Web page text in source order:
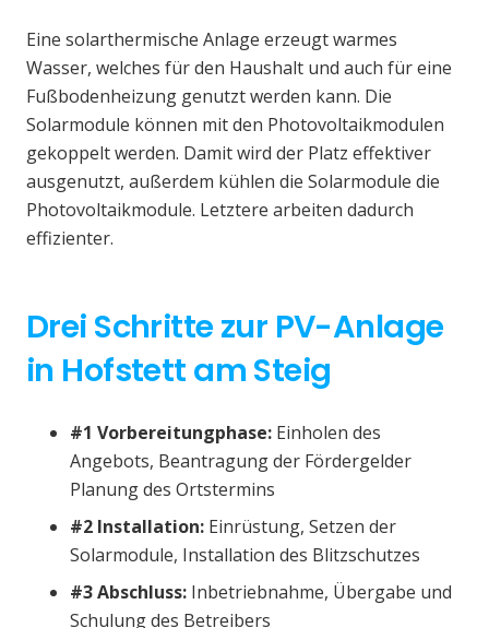
Eine solarthermische Anlage erzeugt warmes
Wasser, welches für den Haushalt und auch für eine
Fußbodenheizung genutzt werden kann. Die
Solarmodule können mit den Photovoltaikmodulen
gekoppelt werden. Damit wird der Platz effektiver
ausgenutzt, außerdem kühlen die Solarmodule die
Photovoltaikmodule. Letztere arbeiten dadurch
effizienter.
Drei Schritte zur PV-Anlage
in Hofstett am Steig
#1 Vorbereitungphase: Einholen des
Angebots, Beantragung der Fördergelder
Planung des Ortstermins
#2 Installation: Einrüstung, Setzen der
Solarmodule, Installation des Blitzschutzes
#3 Abschluss: Inbetriebnahme, Übergabe und
Schulung des Betreibers